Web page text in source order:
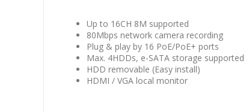
Up to 16CH 8M supported
80Mbps network camera recording
Plug & play by 16 PoE/PoE+ ports
Max. 4HDDs, e-SATA storage supported
HDD removable (Easy install)
HDMI / VGA local monitor